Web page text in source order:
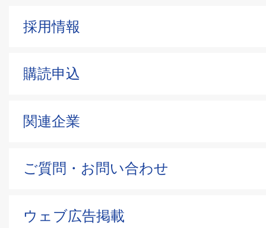
採用情報
購読申込
関連企業
ご質問・お問い合わせ
ウェブ広告掲載